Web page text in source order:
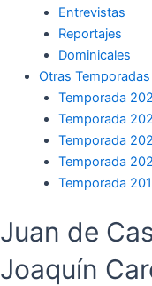
Entrevistas
Reportajes
Dominicales
Otras Temporadas
Temporada
Temporada
Temporada
Temporada
Temporada
Juan de
Joaquín